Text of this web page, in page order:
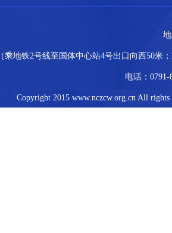
（乘地铁2号线至国体中心站4号出口向西50米
电话：0791-
Copyright 2015 www.nczcw.org.cn All